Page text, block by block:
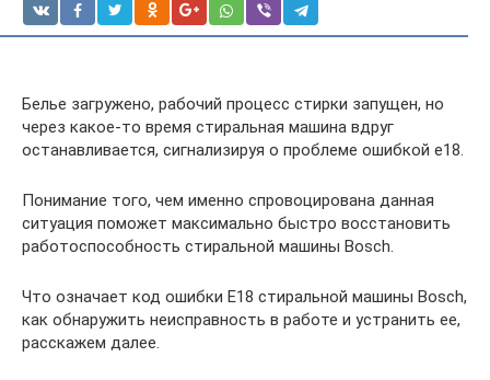
Белье загружено, рабочий процесс стирки запущен, но
через какое-то время стиральная машина вдруг
останавливается, сигнализируя о проблеме ошибкой е18.
Понимание того, чем именно спровоцирована данная
ситуация поможет максимально быстро восстановить
работоспособность стиральной машины Bosch.
Что означает код ошибки E18 стиральной машины Bosch,
как обнаружить неисправность в работе и устранить ее,
расскажем далее.